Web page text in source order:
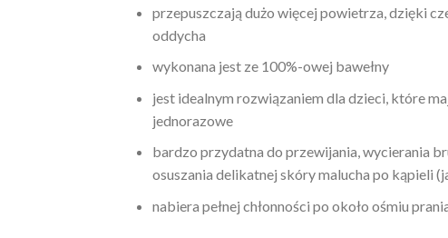
przepuszczają dużo więcej powietrza, dzięki
oddycha
wykonana jest ze 100%-owej bawełny
jest idealnym rozwiązaniem dla dzieci, które
jednorazowe
bardzo przydatna do przewijania, wycierania
osuszania delikatnej skóry malucha po kąpieli
nabiera pełnej chłonności po około ośmiu